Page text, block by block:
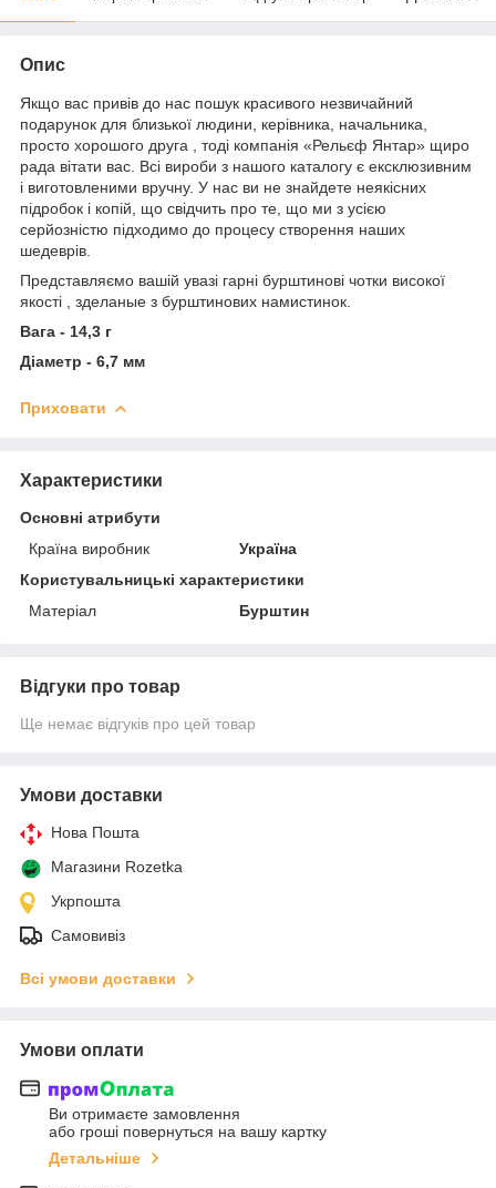
Опис
Якщо вас привів до нас пошук красивого незвичайний
подарунок для близької людини, керівника, начальника,
просто хорошого друга , тоді компанія «Рельєф Янтар» щиро
рада вітати вас. Всі вироби з нашого каталогу є ексклюзивним
і виготовленими вручну. У нас ви не знайдете неякісних
підробок і копій, що свідчить про те, що ми з усією
серйозністю підходимо до процесу створення наших
шедеврів.
Представляємо вашій увазі гарні бурштинові чотки високої
якості , зделаные з бурштинових намистинок.
Вага - 14,3 г
Діаметр - 6,7 мм
Приховати
Характеристики
Основні атрибути
Країна виробник
Україна
Користувальницькі характеристики
Матеріал
Бурштин
Відгуки про товар
Ще немає відгуків про цей товар
Умови доставки
Нова Пошта
Магазини Rozetka
Укрпошта
Самовивіз
Всі умови доставки
Умови оплати
Ви отримаєте замовлення
або гроші повернуться на вашу картку
Детальніше